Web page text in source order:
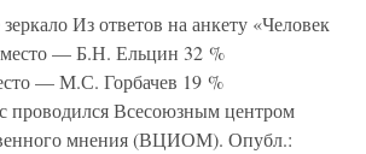
Из ответов на анкету «Человек
место — Б.Н. Ельцин 32 %
— М.С. Горбачев 19 %
проводился Всесоюзным центром
мнения (ВЦИОМ). Опубл.: